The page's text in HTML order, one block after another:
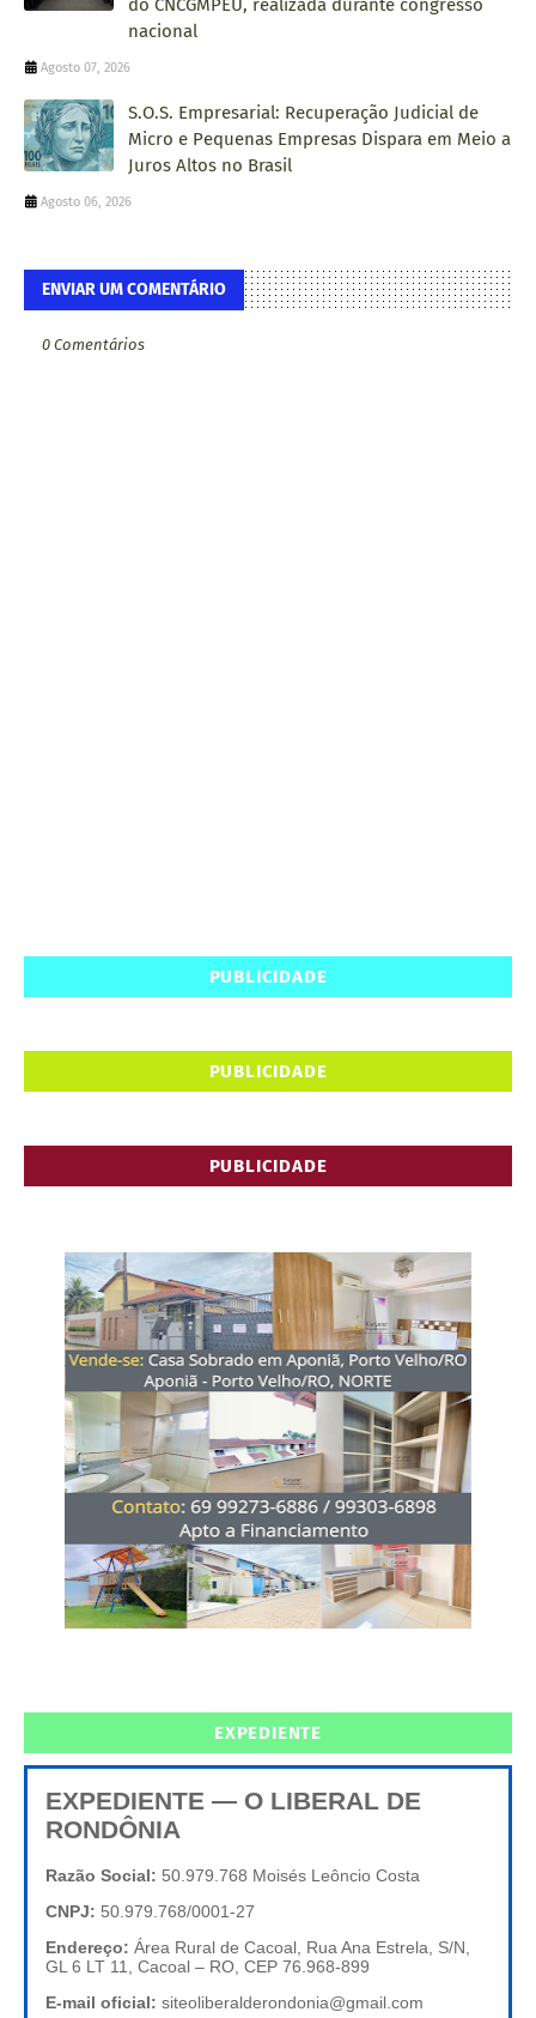
do CNCGMPEU, realizada durante congresso
nacional
Agosto 07, 2026
S.O.S. Empresarial: Recuperação Judicial de
Micro e Pequenas Empresas Dispara em Meio a
Juros Altos no Brasil
Agosto 06, 2026
ENVIAR UM COMENTÁRIO
0 Comentários
PUBLICIDADE
PUBLICIDADE
PUBLICIDADE
EXPEDIENTE
EXPEDIENTE — O LIBERAL DE
RONDÔNIA
Razão Social: 50.979.768 Moisés Leôncio Costa
CNPJ: 50.979.768/0001-27
Endereço: Área Rural de Cacoal, Rua Ana Estrela, S/N,
GL 6 LT 11, Cacoal – RO, CEP 76.968-899
E-mail oficial: siteoliberalderondonia@gmail.com